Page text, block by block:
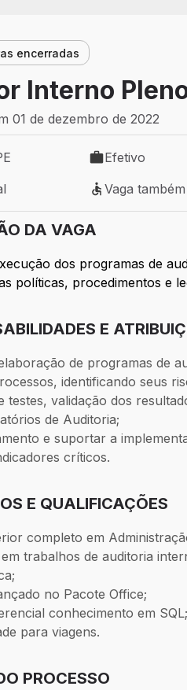
encerradas
Interno
01 de dezembro de 2022
Recife - PETipo de vaga:
Efetivo
PresencialVaga também
Vaga
DA VAGA
dos programas de
políticas, procedimentos e
E
de programas de
identificando seus
testes, validação dos
de Auditoria;
e suportar a
críticos.
E QUALIFICAÇÕES
completo em
trabalhos de auditoria
no Pacote Office;
conhecimento em SQL;
para viagens.
PROCESSO